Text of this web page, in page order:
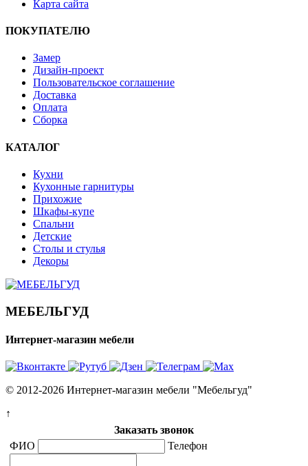
Карта сайта
ПОКУПАТЕЛЮ
Замер
Дизайн-проект
Пользовательское соглашение
Доставка
Оплата
Сборка
КАТАЛОГ
Кухни
Кухонные гарнитуры
Прихожие
Шкафы-купе
Спальни
Детские
Столы и стулья
Декоры
МЕБЕЛЬГУД
Интернет-магазин мебели
© 2012-2026 Интернет-магазин мебели "Мебельгуд"
↑
Заказать звонок
ФИО
Телефон